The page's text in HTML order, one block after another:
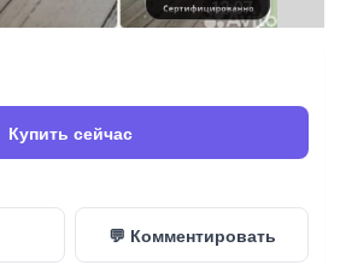
Купить сейчас
💬 Комментировать